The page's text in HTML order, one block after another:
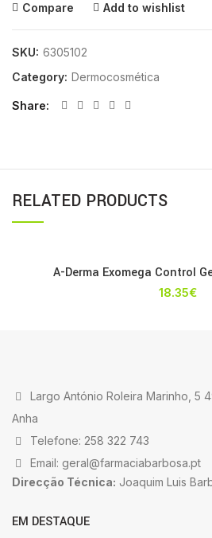
Compare Add to wishlist
SKU: 6305102
Category: Dermocosmética
Share
RELATED PRODUCTS
A-Derma Exomega Control
18.35€
Largo António Roleira Marinho, 5
Anha
Telefone: 258 322 743
Email: geral@farmaciabarbosa.pt
Direcção Técnica: Joaquim Luis
EM DESTAQUE